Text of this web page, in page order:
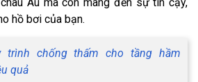
Âu mà còn mang đến sự tin cậy,
hồ bơi của bạn.
trình chống thấm cho tầng hầm
quả